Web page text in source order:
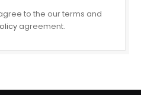
to the our terms and
agreement.